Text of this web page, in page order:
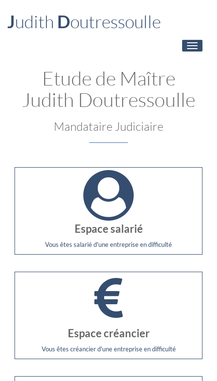
Judith Doutressoulle
Toggle
Etude de Maître
Judith Doutressoulle
Mandataire Judiciaire
Espace salarié
Vous êtes salarié d'une entreprise en difficulté
Espace créancier
Vous êtes créancier d'une entreprise en difficulté